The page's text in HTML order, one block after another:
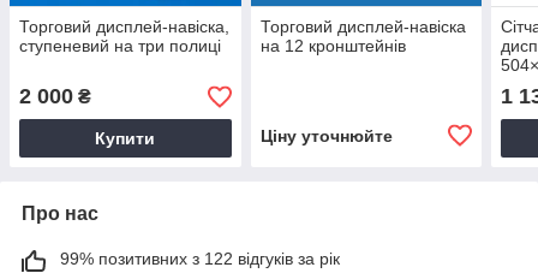
Торговий дисплей-навіска,
ступеневий на три полиці
2 000 ₴
Купити
Торговий дисплей-навіска
на 12 кронштейнів
Ціну уточнюйте
1
Про нас
99% позитивних з 122 відгуків за рік